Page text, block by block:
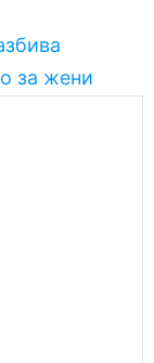
за жени